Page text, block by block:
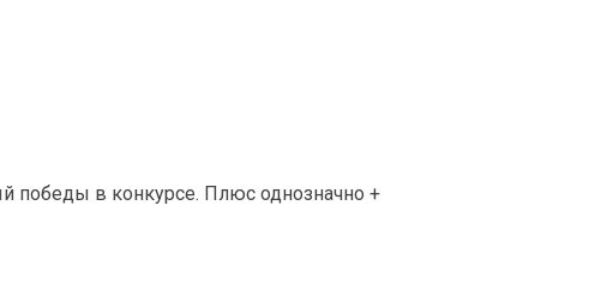
победы в конкурсе. Плюс однозначно +